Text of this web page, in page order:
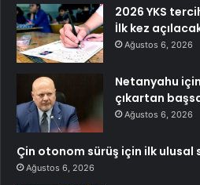
2026 YKS
İlk kez
Ağustos 6, 2026
Netanyahu
çıkartan
Ağustos 6, 2026
Çin otonom sürüş için ilk ulusal
Ağustos 6, 2026